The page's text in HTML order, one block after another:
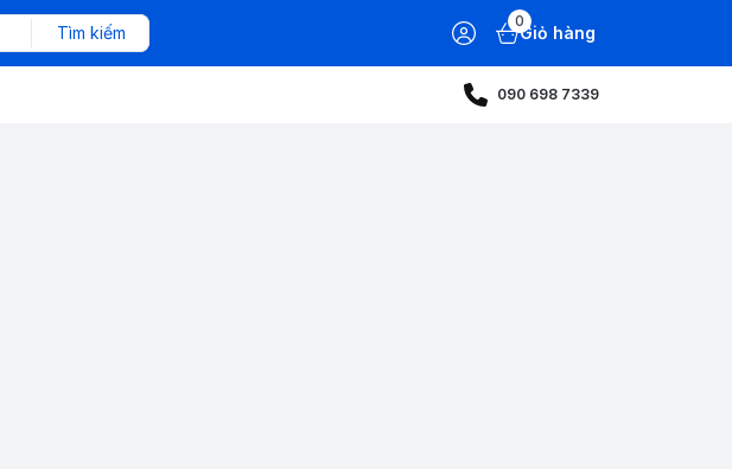
Tìm kiếm
0
Giỏ hàng
090 698 7339